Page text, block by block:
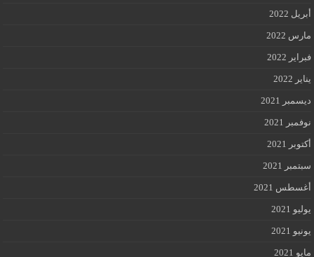
أبريل 2022
مارس 2022
فبراير 2022
يناير 2022
ديسمبر 2021
نوفمبر 2021
أكتوبر 2021
سبتمبر 2021
أغسطس 2021
يوليو 2021
يونيو 2021
مايو 2021